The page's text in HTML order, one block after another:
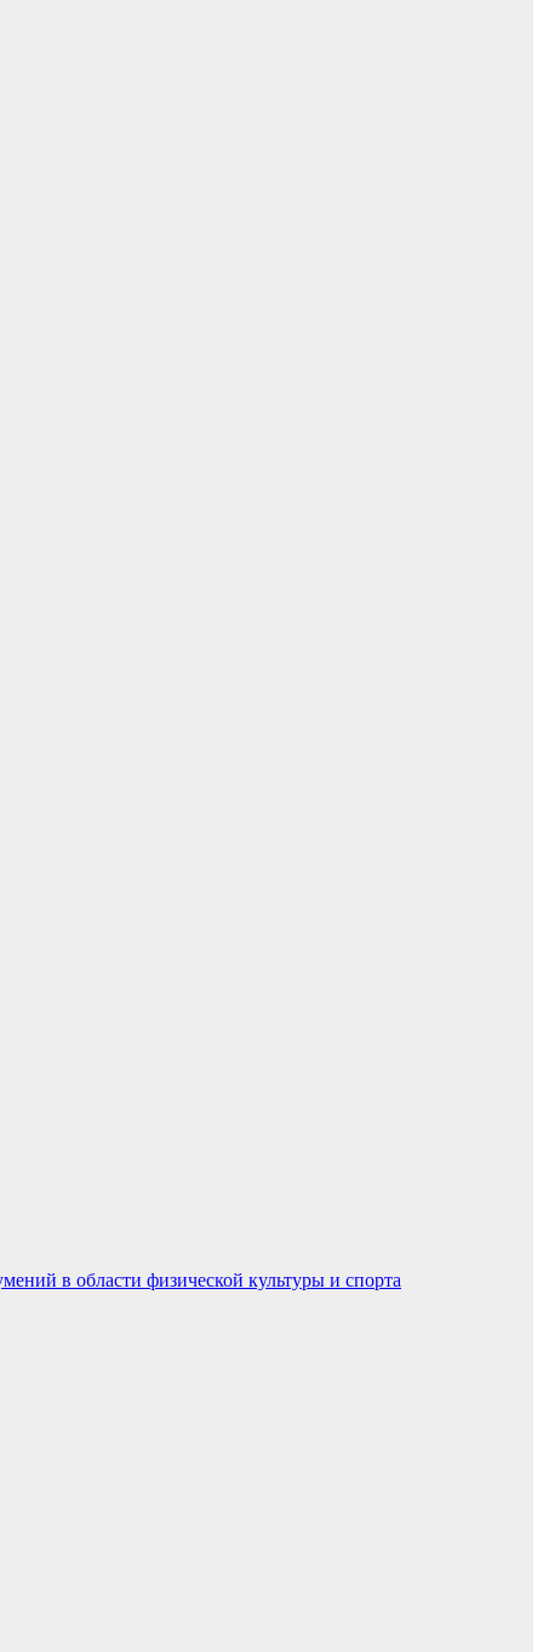
в области физической культуры и спорта